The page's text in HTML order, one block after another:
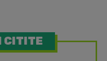
CITITE